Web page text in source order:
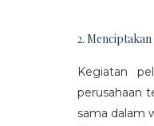
2.
Kegiatan
perusahaan
sama dalam